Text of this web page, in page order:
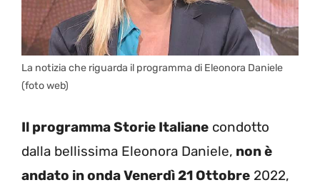
La notizia che riguarda il programma di Eleonora Daniele
(foto web)
Il programma Storie Italiane condotto
dalla bellissima Eleonora Daniele, non è
andato in onda Venerdì 21 Ottobre 2022,